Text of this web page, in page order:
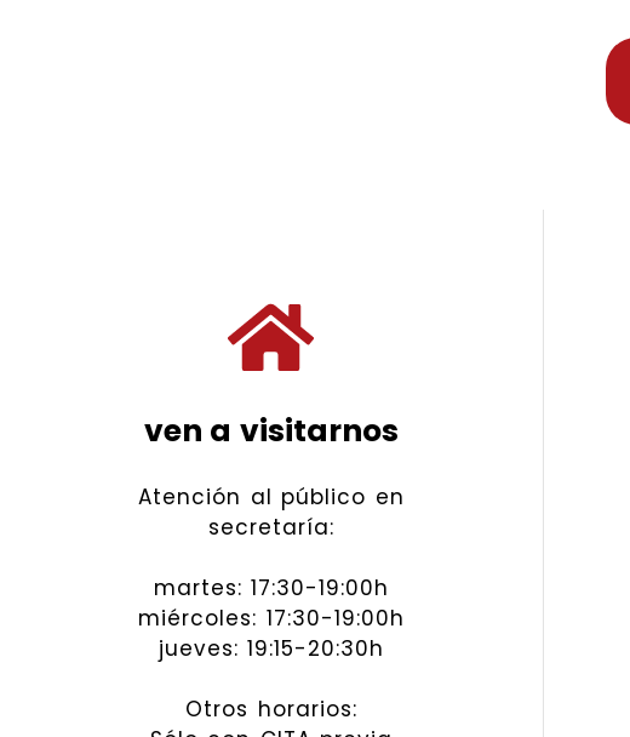
ven a visitarnos
Atención al público en
secretaría:
martes: 17:30-19:00h
miércoles: 17:30-19:00h
jueves: 19:15-20:30h
Otros horarios: